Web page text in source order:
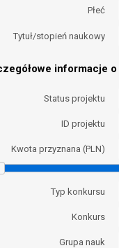
Płeć
Tytuł/stopień naukowy
informacje
Status projektu
ID projektu
Kwota przyznana (PLN)
Typ konkursu
Konkurs
Grupa nauk